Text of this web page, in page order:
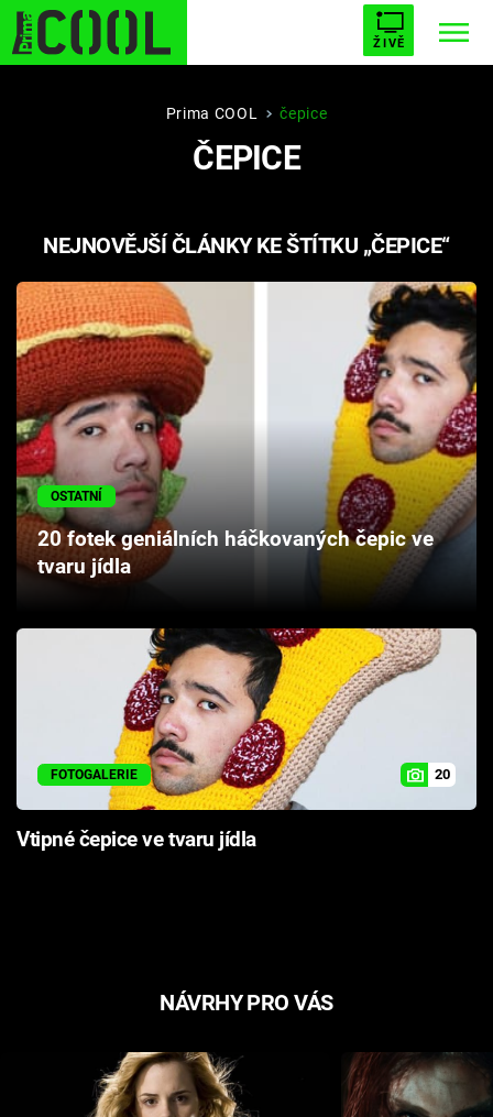
ŽIVĚ
STARHOUSE BUFFY, PŘEMOŽITELKA UPÍRŮ
PLNEJ KOTEL AVENGERS 5
Témata
Filmy
Seriály
Hry
Cool Esport
Pořady
TV Program
Sledujte prima+
Přihlášení
Sledujte nás
Prima COOL čepice
ČEPICE
NEJNOVĚJŠÍ ČLÁNKY KE ŠTÍTKU „ČEPICE“
OSTATNÍ
20 fotek geniálních háčkovaných čepic ve
tvaru jídla
FOTOGALERIE 20
Vtipné čepice ve tvaru jídla
NÁVRHY PRO VÁS